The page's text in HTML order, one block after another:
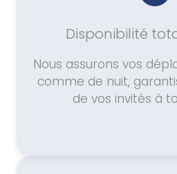
Disponibilité
Nous assurons vos
comme de nuit,
de vos invités à